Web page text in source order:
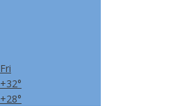
Fri
+32°
+28°